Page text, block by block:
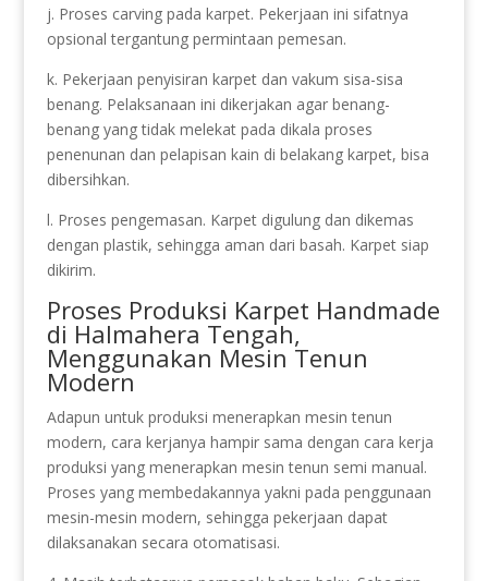
j. Proses carving pada karpet. Pekerjaan ini sifatnya
opsional tergantung permintaan pemesan.
k. Pekerjaan penyisiran karpet dan vakum sisa-sisa
benang. Pelaksanaan ini dikerjakan agar benang-
benang yang tidak melekat pada dikala proses
penenunan dan pelapisan kain di belakang karpet, bisa
dibersihkan.
l. Proses pengemasan. Karpet digulung dan dikemas
dengan plastik, sehingga aman dari basah. Karpet siap
dikirim.
Proses Produksi Karpet Handmade
di Halmahera Tengah,
Menggunakan Mesin Tenun
Modern
Adapun untuk produksi menerapkan mesin tenun
modern, cara kerjanya hampir sama dengan cara kerja
produksi yang menerapkan mesin tenun semi manual.
Proses yang membedakannya yakni pada penggunaan
mesin-mesin modern, sehingga pekerjaan dapat
dilaksanakan secara otomatisasi.